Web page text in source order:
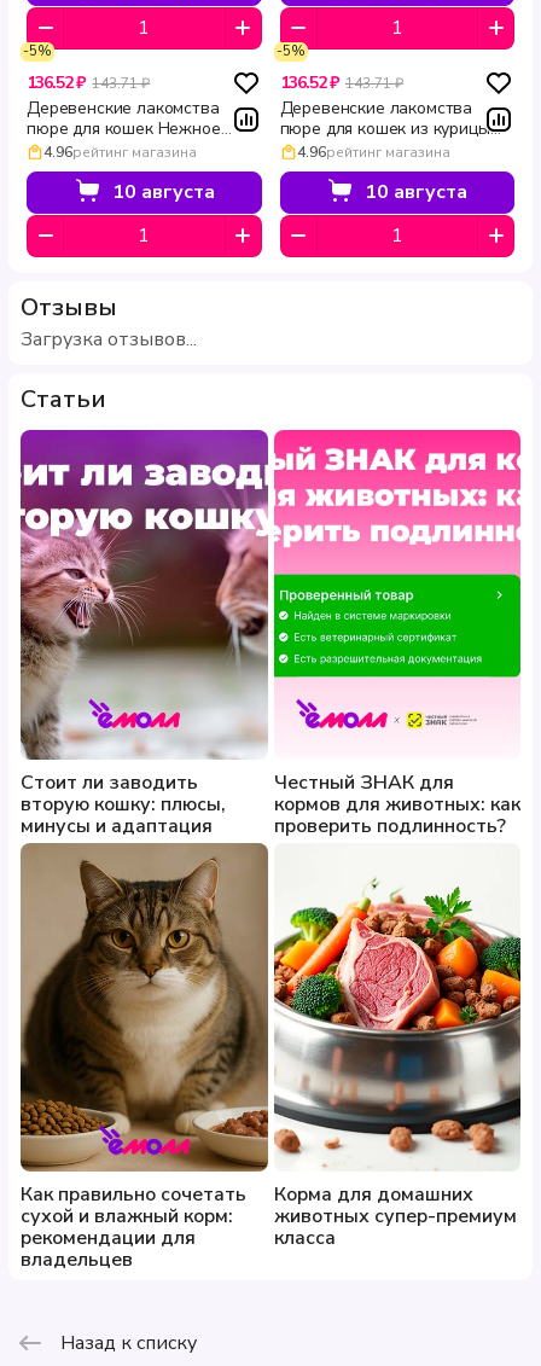
-5%
136.52 ₽ 143.71 ₽
Деревенские лакомства
пюре для кошек Нежное
пюре из лосося 4 × 10 г
4.96рейтинг магазина
10 августа
-5%
136.52 ₽ 143.71 ₽
Деревенские лакомства
пюре для кошек из курицы
Нежное пюре 4*10 г
4.96рейтинг магазина
10 августа
Отзывы
Загрузка отзывов...
Статьи
Стоит ли заводить
вторую кошку: плюсы,
минусы и адаптация
Честный ЗНАК для
кормов для животных: как
проверить подлинность?
Как правильно сочетать
сухой и влажный корм:
рекомендации для
владельцев
Корма для домашних
животных супер-премиум
класса
Назад к списку